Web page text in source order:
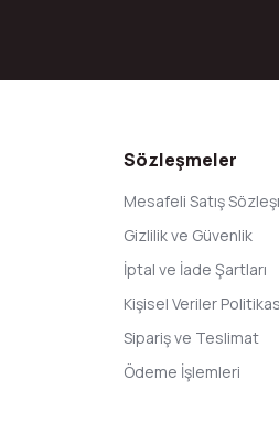
Sözleşmeler
Mesafeli Satış
Gizlilik ve Güvenlik
İptal ve İade Şartları
Kişisel Veriler
Sipariş ve Teslimat
Ödeme İşlemleri